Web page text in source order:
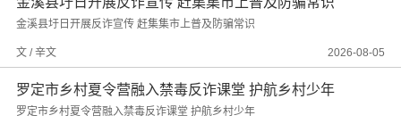
金溪县圩日开展反诈宣传 赶集集市上普及防骗常识
文 / 辛文 2026-08-05
罗定市乡村夏令营融入禁毒反诈课堂 护航乡村少年
罗定市乡村夏令营融入禁毒反诈课堂 护航乡村少年